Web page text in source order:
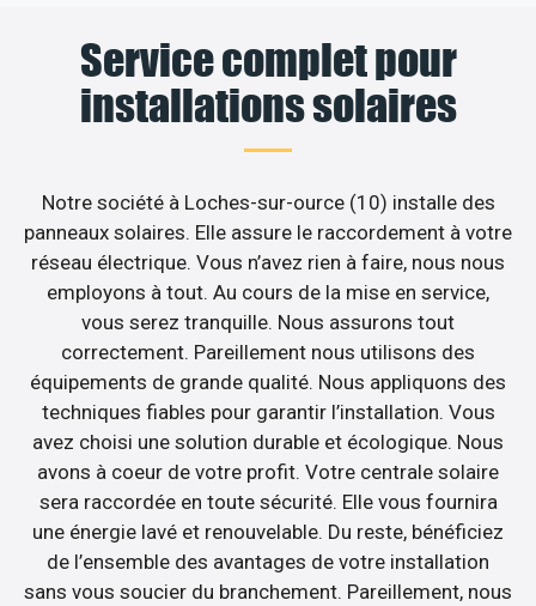
Service complet pour
installations solaires
Notre société à Loches-sur-ource (10) installe des
panneaux solaires. Elle assure le raccordement à votre
réseau électrique. Vous n’avez rien à faire, nous nous
employons à tout. Au cours de la mise en service,
vous serez tranquille. Nous assurons tout
correctement. Pareillement nous utilisons des
équipements de grande qualité. Nous appliquons des
techniques fiables pour garantir l’installation. Vous
avez choisi une solution durable et écologique. Nous
avons à coeur de votre profit. Votre centrale solaire
sera raccordée en toute sécurité. Elle vous fournira
une énergie lavé et renouvelable. Du reste, bénéficiez
de l’ensemble des avantages de votre installation
sans vous soucier du branchement. Pareillement, nous